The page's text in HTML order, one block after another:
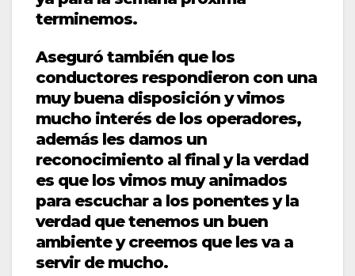
terminemos.
Aseguró también que los
conductores respondieron con una
muy buena disposición y vimos
mucho interés de los operadores,
además les damos un
reconocimiento al final y la verdad
es que los vimos muy animados
para escuchar a los ponentes y la
verdad que tenemos un buen
ambiente y creemos que les va a
servir de mucho.